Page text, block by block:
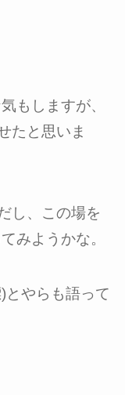
もしますが、
たと思いま
し、この場を
みようかな。
とやらも語って